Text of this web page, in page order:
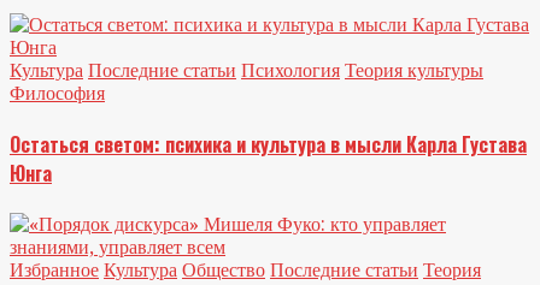
Культура Последние статьи Психология Теория культуры
Философия
Остаться светом: психика и культура в мысли Карла Густава
Юнга
Избранное Культура Общество Последние статьи Теория